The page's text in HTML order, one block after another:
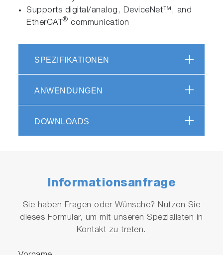
Supports digital/analog, DeviceNet™, and
EtherCAT® communication
SPEZIFIKATIONEN
ANWENDUNGEN
DOWNLOADS
Informationsanfrage
Sie haben Fragen oder Wünsche? Nutzen Sie
dieses Formular, um mit unseren Spezialisten in
Kontakt zu treten.